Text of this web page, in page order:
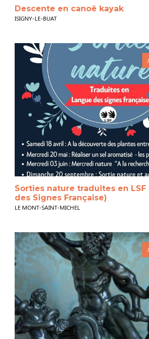
Descente en canoë kayak
ISIGNY-LE-BUAT
Sorties nature traduites en LSF
des Signes Française)
LE MONT-SAINT-MICHEL